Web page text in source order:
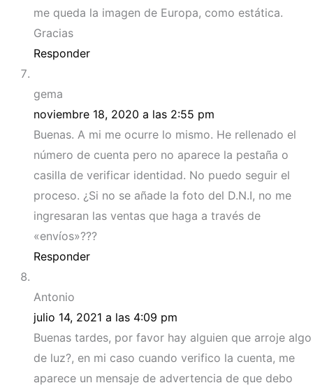
me queda la imagen de Europa, como estática.
Gracias
Responder
gema
noviembre 18, 2020 a las 2:55 pm
Buenas. A mi me ocurre lo mismo. He rellenado el
número de cuenta pero no aparece la pestaña o
casilla de verificar identidad. No puedo seguir el
proceso. ¿Si no se añade la foto del D.N.I, no me
ingresaran las ventas que haga a través de
«envíos»???
Responder
Antonio
julio 14, 2021 a las 4:09 pm
Buenas tardes, por favor hay alguien que arroje algo
de luz?, en mi caso cuando verifico la cuenta, me
aparece un mensaje de advertencia de que debo